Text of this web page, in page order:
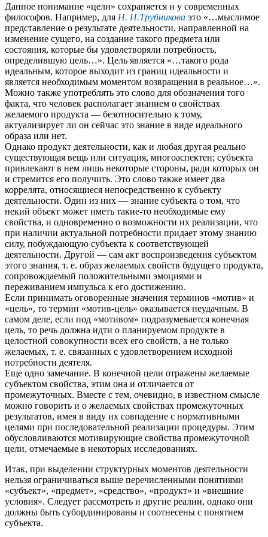
Данное понимание «цели» сохраняется и у современных
философов. Например, для H. Н.Трубникова это «…мыслимое
представление о результате деятельности, направленной на
изменение сущего, на создание такого предмета или
состояния, которые бы удовлетворяли потребность,
определившую цель…». Цель является «…такого рода
идеальным, которое выходит из границ идеальности и
является необходимым моментом возвращения в реальное…».
Можно также употреблять это слово для обозначения того
факта, что человек располагает знанием о свойствах
желаемого продукта — безотносительно к тому,
актуализирует ли он сейчас это знание в виде идеального
образа или нет.
Однако продукт деятельности, как и любая другая реально
существующая вещь или ситуация, многоаспектен; субъекта
привлекают в нем лишь некоторые стороны, ради которых он
и стремится его получить. Это слово также имеет два
коррелята, относящиеся непосредственно к субъекту
деятельности. Один из них — знание субъекта о том, что
некий объект может иметь такие-то необходимые ему
свойства, и одновременно о возможности их реализации, что
при наличии актуальной потребности придает этому знанию
силу, побуждающую субъекта к соответствующей
деятельности. Другой — сам акт воспроизведения субъектом
этого знания, т. е. образ желаемых свойств будущего продукта,
сопровождаемый положительными эмоциями и
переживанием импульса к его достижению.
Если принимать оговоренные значения терминов «мотив» и
«цель», то термин «мотив-цель» оказывается неудачным. В
самом деле, если под «мотивом» подразумевается конечная
цель, то речь должна идти о планируемом продукте в
целостной совокупности всех его свойств, а не только
желаемых, т. е. связанных с удовлетворением исходной
потребности деятеля.
Еще одно замечание. В конечной цели отражены желаемые
субъектом свойства, этим она и отличается от
промежуточных. Вместе с тем, очевидно, в известном смысле
можно говорить и о желаемых свойствах промежуточных
результатов, имея в виду их совпадение с нормативными
целями при последовательной реализации процедуры. Этим
обусловливаются мотивирующие свойства промежуточной
цели, отмечаемые в некоторых исследованиях.
Итак, при выделении структурных моментов деятельности
нельзя ограничиваться выше перечисленными понятиями
«субъект», «предмет», «средство», «продукт» и «внешние
условия». Следует рассмотреть и другие реалии, однако они
должны быть субординированы и соотнесены с понятием
субъекта.